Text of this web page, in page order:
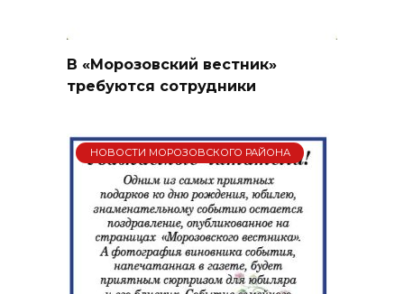
В «Морозовский вестник»
требуются сотрудники
НОВОСТИ МОРОЗОВСКОГО РАЙОНА